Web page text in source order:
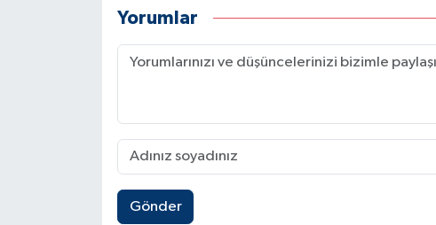
Yorumlar
Gönder